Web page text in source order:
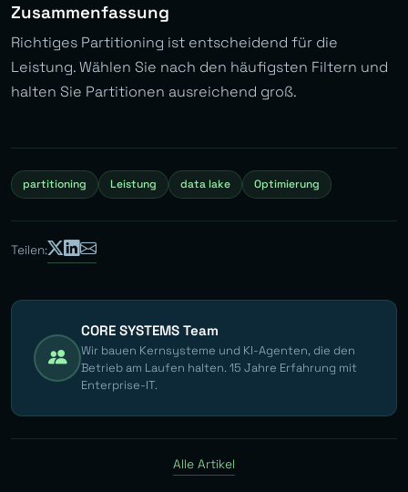
Zusammenfassung
Richtiges Partitioning ist entscheidend für die
Leistung. Wählen Sie nach den häufigsten Filtern und
halten Sie Partitionen ausreichend groß.
partitioning Leistung data lake Optimierung
Teilen:
CORE SYSTEMS Team
Wir bauen Kernsysteme und KI-Agenten, die den
Betrieb am Laufen halten. 15 Jahre Erfahrung mit
Enterprise-IT.
Alle Artikel